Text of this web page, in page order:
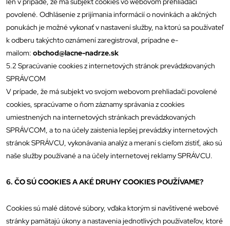
povolené. Odhlásenie z prijímania informácií o novinkách a akčných
ponukách je možné vykonať v nastavení služby, na ktorú sa používateľ
k odberu takýchto oznámení zaregistroval, prípadne e-
mailom: obchod@lacne-nadrze.sk
5.2 Spracúvanie cookies z internetových stránok prevádzkovaných
SPRÁVCOM
V prípade, že má subjekt vo svojom webovom prehliadači povolené
cookies, spracúvame o ňom záznamy správania z cookies
umiestnených na internetových stránkach prevádzkovaných
SPRÁVCOM, a to na účely zaistenia lepšej prevádzky internetových
stránok SPRÁVCU, vykonávania analýz a meraní s cieľom zistiť, ako sú
naše služby používané a na účely internetovej reklamy SPRÁVCU.
6. ČO SÚ COOKIES A AKÉ DRUHY COOKIES POUŽÍVAME?
Cookies sú malé dátové súbory, vďaka ktorým si navštívené webové
stránky pamätajú úkony a nastavenia jednotlivých používateľov, ktoré